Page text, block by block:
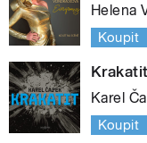
Helena
Koupit
Krakatit
Karel
Koupit